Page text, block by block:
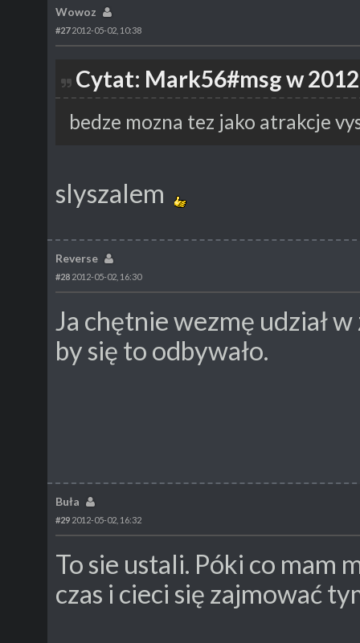
Wowoz
#272012-05-02, 10:38
Cytat: Mark56#msg w
bedze mozna tez jako atrakcje
slyszalem
Reverse
#28 2012-05-02, 16:30
Ja chętnie wezmę udział
by się to odbywało.
Buła
#29 2012-05-02, 16:32
To sie ustali. Póki co mam
czas i cieci się zajmować